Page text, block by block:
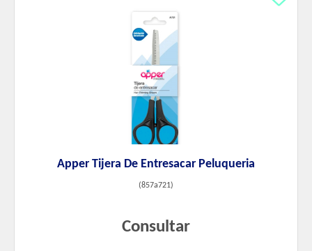
Apper Tijera De Entresacar Peluqueria
(857a721)
Consultar